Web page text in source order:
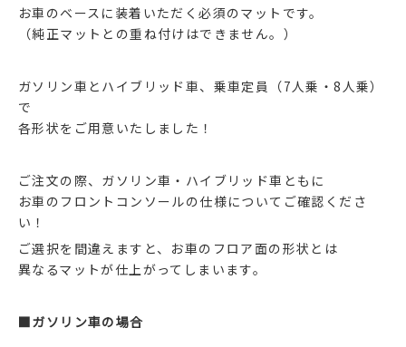
お車のベースに装着いただく必須のマットです。
（純正マットとの重ね付けはできません。）
ガソリン車とハイブリッド車、乗車定員（7人乗・8人乗）
で
各形状をご用意いたしました！
ご注文の際、ガソリン車・ハイブリッド車ともに
お車のフロントコンソールの仕様についてご確認くださ
い！
ご選択を間違えますと、お車のフロア面の形状とは
異なるマットが仕上がってしまいます。
■ガソリン車の場合